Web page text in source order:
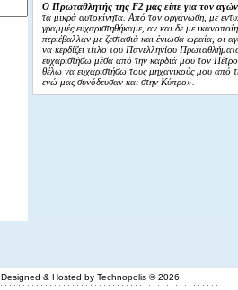
Ο Πρωταθλητής της F2 μας είπε για τον
τα μικρά αυτοκίνητα. Από τον οργάνωση, με
γραμμές ευχαριστηθήκαμε, αν και δε με
περιέβαλλαν με ζεστασιά και ένιωσα ωραία, οι
να κερδίζει τίτλο του Πανελληνίου
ευχαριστήσω μέσα από την καρδιά μου τον
θέλω να ευχαριστήσω τους μηχανικούς μου
ενώ μας συνόδευσαν και στην Κύπρο».
Designed & Hosted by Technopolis © 2026